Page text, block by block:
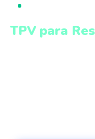
TPV para